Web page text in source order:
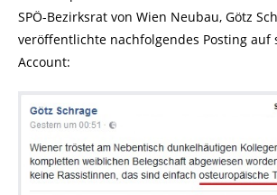
SPÖ-Bezirksrat von Wien Neubau, Götz
veröffentlichte nachfolgendes Posting auf
Account: